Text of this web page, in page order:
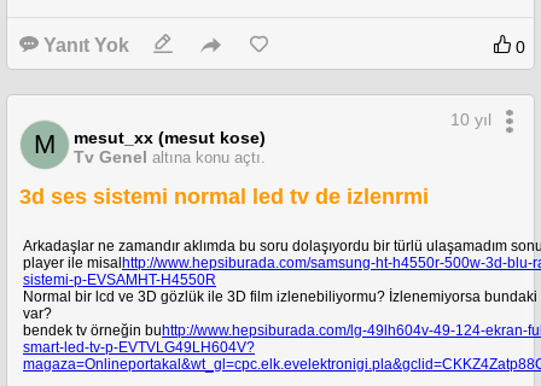
Yanıt Yok 0
M
mesut_xx (mesut kose)
Tv Genel altına konu açtı.
10 yıl
3d ses sistemi normal led tv de izlenrmi
Arkadaşlar ne zamandır aklımda bu soru dolaşıyordu bir türlü ulaşamadım
player ile misal http://www.hepsiburada.com/samsung-ht-h4550r-500w-3d-blu-
sistemi-p-EVSAMHT-H4550R
Normal bir lcd ve 3D gözlük ile 3D film izlenebiliyormu? İzlenemiyorsa bundaki
var?
bendek tv örneğin bu http://www.hepsiburada.com/lg-49lh604v-49-124-ekran-
smart-led-tv-p-EVTVLG49LH604V?